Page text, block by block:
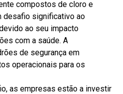
compostos de cloro e
desafio significativo ao
ao seu impacto
com a saúde. A
de segurança em
operacionais para os
as empresas estão a investir